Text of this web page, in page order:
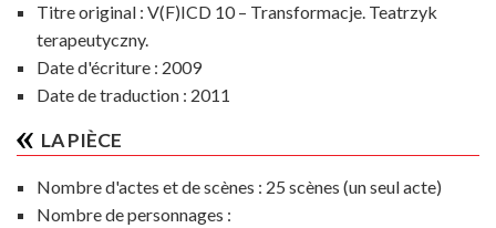
Titre original : V(F)ICD 10 – Transformacje. Teatrzyk
terapeutyczny.
Date d'écriture : 2009
Date de traduction : 2011
LA PIÈCE
Nombre d'actes et de scènes : 25 scènes (un seul acte)
Nombre de personnages :